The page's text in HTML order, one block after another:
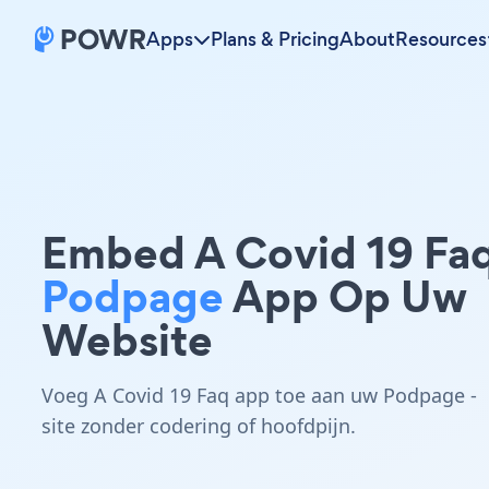
Apps Plans & PricingAboutResources
Embed A Covid 19
PodpageApp Op Uw
Website
Voeg A Covid 19 Faq app toe aan uw Podpage -
site zonder codering of hoofdpijn.